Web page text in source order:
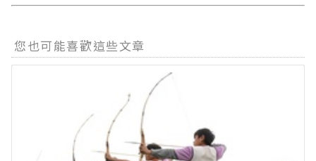
您也可能喜歡這些文章